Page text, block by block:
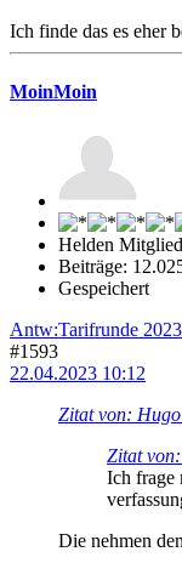
Ich finde das es eher
MoinMoin
Helden Mitglied
Beiträge:
Gespeichert
Antw:Tarifrunde 2023
#1593
22.04.2023 10:12
Zitat von:
Zitat
Ich frage
Die nehmen